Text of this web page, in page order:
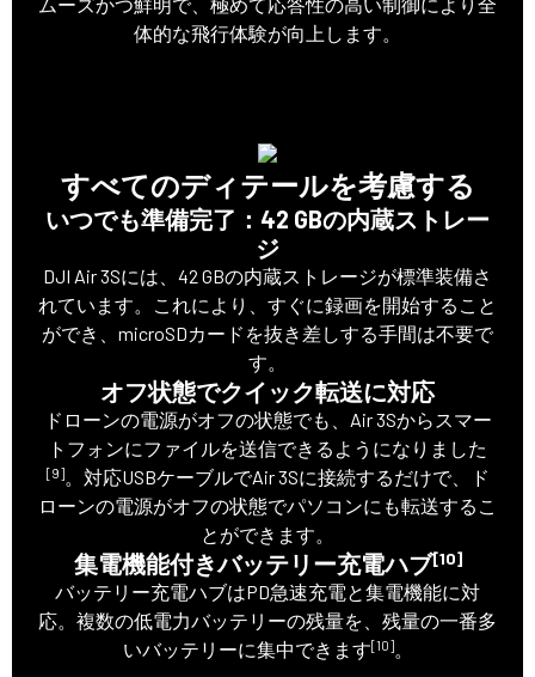
体的な飛行体験が向上します。
すべてのディテールを考慮する
いつでも準備完了：42 GBの内蔵ストレー
ジ
DJI Air 3Sには、42 GBの内蔵ストレージが標準装備さ
れています。これにより、すぐに録画を開始すること
ができ、microSDカードを抜き差しする手間は不要で
す。
オフ状態でクイック転送に対応
ドローンの電源がオフの状態でも、Air 3Sからスマー
トフォンにファイルを送信できるようになりました
[9]。対応USBケーブルでAir 3Sに接続するだけで、ド
ローンの電源がオフの状態でパソコンにも転送するこ
とができます。
集電機能付きバッテリー充電ハブ[10]
バッテリー充電ハブはPD急速充電と集電機能に対
応。複数の低電力バッテリーの残量を、残量の一番多
いバッテリーに集中できます[10]。